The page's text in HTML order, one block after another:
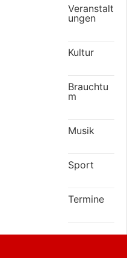
Veranstalt
ungen
Kultur
Brauchtu
m
Musik
Sport
Termine